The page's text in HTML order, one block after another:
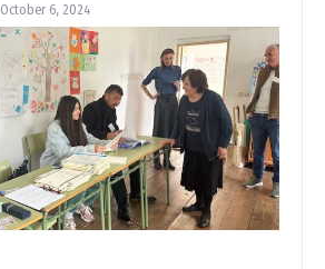
October 6, 2024